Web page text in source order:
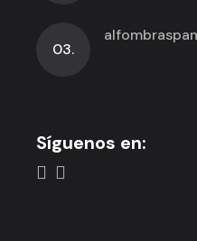
03.
Síguenos en: